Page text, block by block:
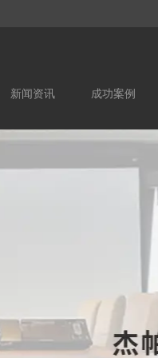
新闻资讯 成功案例